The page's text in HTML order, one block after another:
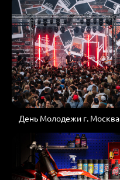
День Молодежи г. Москва